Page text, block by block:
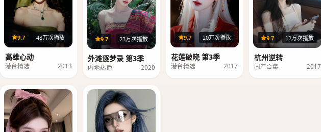
20集
9.7 48万次播放
高雄心动
港台精选 2013
39集
9.7 23万次播放
外滩逐梦录 第3季
内地热播 2020
36集
9.7 20万次播放
花莲破晓 第3季
港台精选 2017
第20期
9.7 12万次播放
杭州逆转
国产合集 2017